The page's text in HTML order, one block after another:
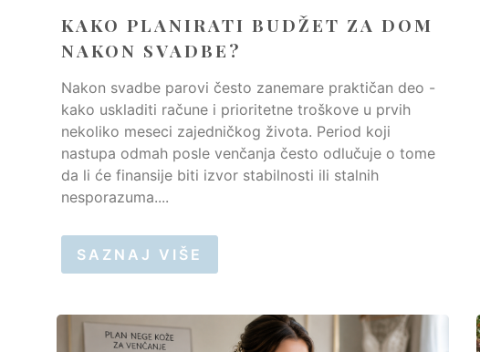
KAKO PLANIRATI BUDŽET ZA DOM
NAKON SVADBE?
Nakon svadbe parovi često zanemare praktičan deo -
kako uskladiti račune i prioritetne troškove u prvih
nekoliko meseci zajedničkog života. Period koji
nastupa odmah posle venčanja često odlučuje o tome
da li će finansije biti izvor stabilnosti ili stalnih
nesporazuma....
SAZNAJ VIŠE